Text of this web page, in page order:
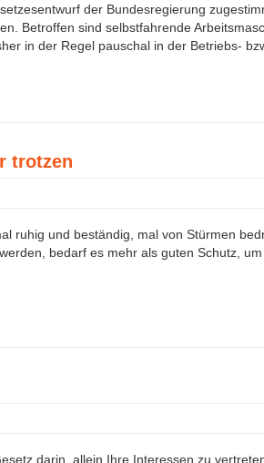
der Bundesregierung
Betroffen sind selbstfahrende
in der Regel pauschal in der Betriebs-
trotzen
ruhig und beständig, mal von Stürmen
bedarf es mehr als guten Schutz,
darin, allein Ihre Interessen zu